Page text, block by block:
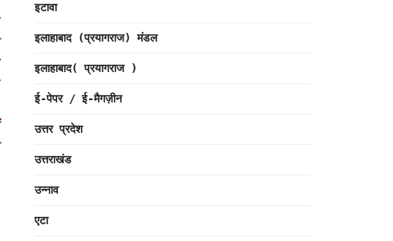
इटावा
इलाहाबाद (प्रयागराज) मंडल
इलाहाबाद( प्रयागराज )
ई-पेपर / ई-मैगज़ीन
उत्तर प्रदेश
उत्तराखंड
उन्नाव
एटा